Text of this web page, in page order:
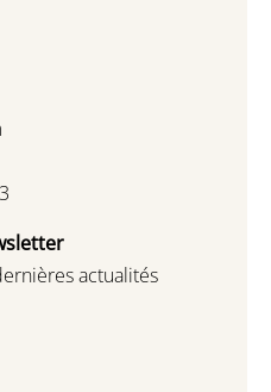
actualités